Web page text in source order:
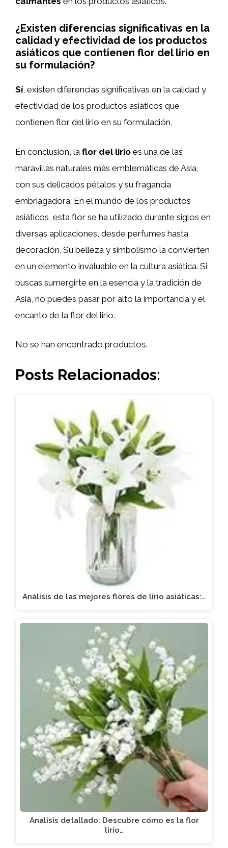
¿Existen diferencias significativas en la
calidad y efectividad de los productos
asiáticos que contienen flor del lirio en
su formulación?
Sí, existen diferencias significativas en la calidad y
efectividad de los productos asiáticos que
contienen flor del lirio en su formulación.
En conclusión, la flor del lirio es una de las
maravillas naturales más emblemáticas de Asia,
con sus delicados pétalos y su fragancia
embriagadora. En el mundo de los productos
asiáticos, esta flor se ha utilizado durante siglos en
diversas aplicaciones, desde perfumes hasta
decoración. Su belleza y simbolismo la convierten
en un elemento invaluable en la cultura asiática. Si
buscas sumergirte en la esencia y la tradición de
Asia, no puedes pasar por alto la importancia y el
encanto de la flor del lirio.
No se han encontrado productos.
Posts Relacionados:
Análisis de las mejores flores de lirio asiáticas:…
Análisis detallado: Descubre cómo es la flor
lirio…